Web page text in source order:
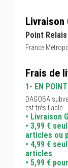
Livraison
Point
France
Frais de
1- EN
DAGOBA
est très fiable.
• Livraison
• 3,99 €
articles ou
• 4,99 €
articles
• 5,99 €